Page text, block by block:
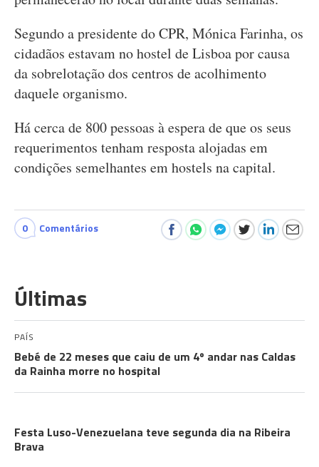
Segundo a presidente do CPR, Mónica Farinha, os
cidadãos estavam no hostel de Lisboa por causa
da sobrelotação dos centros de acolhimento
daquele organismo.
Há cerca de 800 pessoas à espera de que os seus
requerimentos tenham resposta alojadas em
condições semelhantes em hostels na capital.
0 Comentários
Últimas
PAÍS
Bebé de 22 meses que caiu de um 4º andar nas Caldas
da Rainha morre no hospital
Festa Luso-Venezuelana teve segunda dia na Ribeira
Brava